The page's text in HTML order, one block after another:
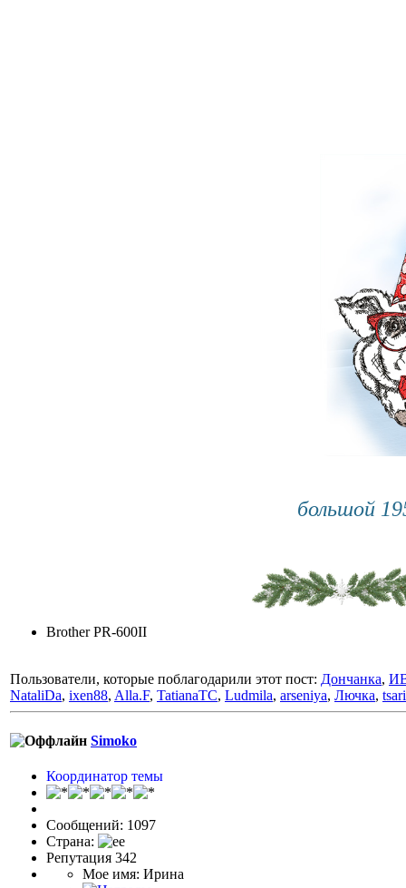
большой
Brother PR-600II
Пользователи, которые поблагодарили этот пост: Дончанка,
NataliDa, ixen88, Alla.F, TatianaTC, Ludmila, arseniya, Лючка,
Simoko
Координатор темы
Сообщений: 1097
Страна:
Репутация 342
Мое имя: Ирина